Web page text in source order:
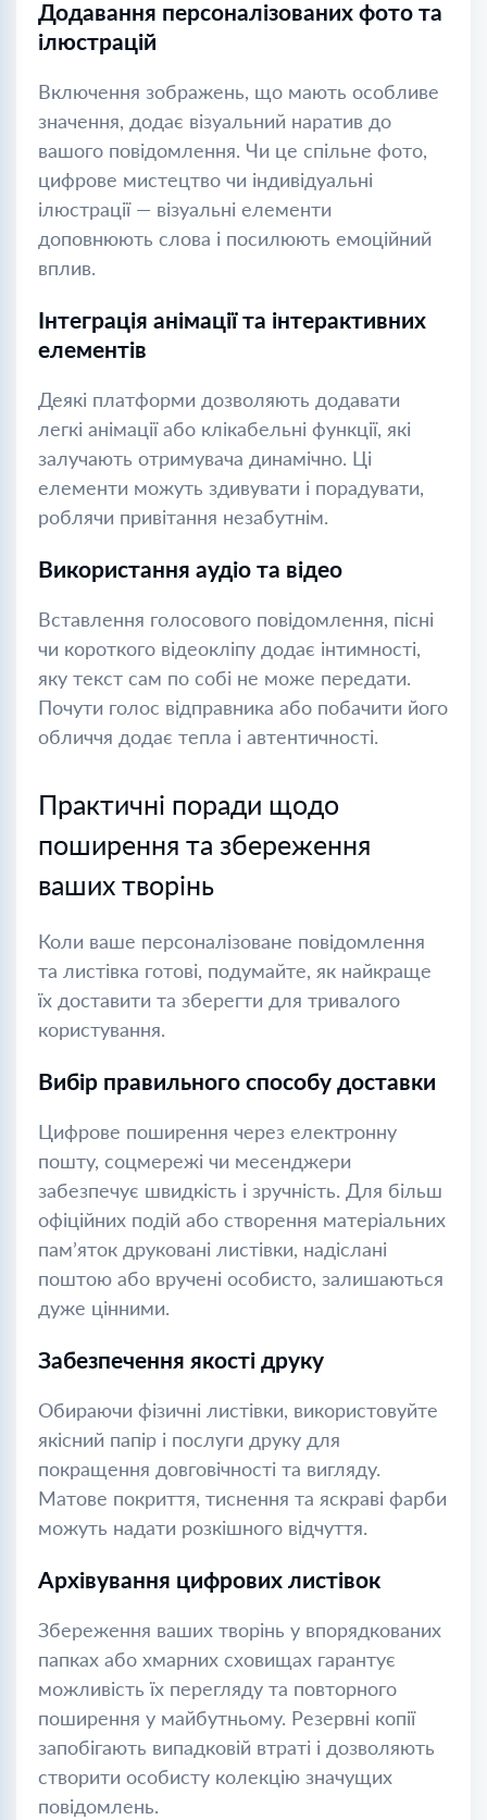
Додавання персоналізованих фото та
ілюстрацій
Включення зображень, що мають особливе
значення, додає візуальний наратив до
вашого повідомлення. Чи це спільне фото,
цифрове мистецтво чи індивідуальні
ілюстрації — візуальні елементи
доповнюють слова і посилюють емоційний
вплив.
Інтеграція анімації та інтерактивних
елементів
Деякі платформи дозволяють додавати
легкі анімації або клікабельні функції, які
залучають отримувача динамічно. Ці
елементи можуть здивувати і порадувати,
роблячи привітання незабутнім.
Використання аудіо та відео
Вставлення голосового повідомлення, пісні
чи короткого відеокліпу додає інтимності,
яку текст сам по собі не може передати.
Почути голос відправника або побачити його
обличчя додає тепла і автентичності.
Практичні поради щодо
поширення та збереження
ваших творінь
Коли ваше персоналізоване повідомлення
та листівка готові, подумайте, як найкраще
їх доставити та зберегти для тривалого
користування.
Вибір правильного способу доставки
Цифрове поширення через електронну
пошту, соцмережі чи месенджери
забезпечує швидкість і зручність. Для більш
офіційних подій або створення матеріальних
пам’яток друковані листівки, надіслані
поштою або вручені особисто, залишаються
дуже цінними.
Забезпечення якості друку
Обираючи фізичні листівки, використовуйте
якісний папір і послуги друку для
покращення довговічності та вигляду.
Матове покриття, тиснення та яскраві фарби
можуть надати розкішного відчуття.
Архівування цифрових листівок
Збереження ваших творінь у впорядкованих
папках або хмарних сховищах гарантує
можливість їх перегляду та повторного
поширення у майбутньому. Резервні копії
запобігають випадковій втраті і дозволяють
створити особисту колекцію значущих
повідомлень.